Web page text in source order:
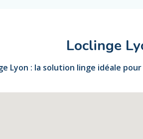
Loclinge
Lyon : la solution linge idéale